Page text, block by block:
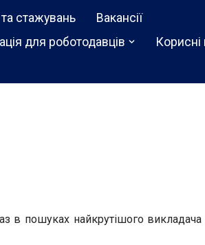
стажувань
Вакансії
для роботодавців
в пошуках найкрутішого викладача